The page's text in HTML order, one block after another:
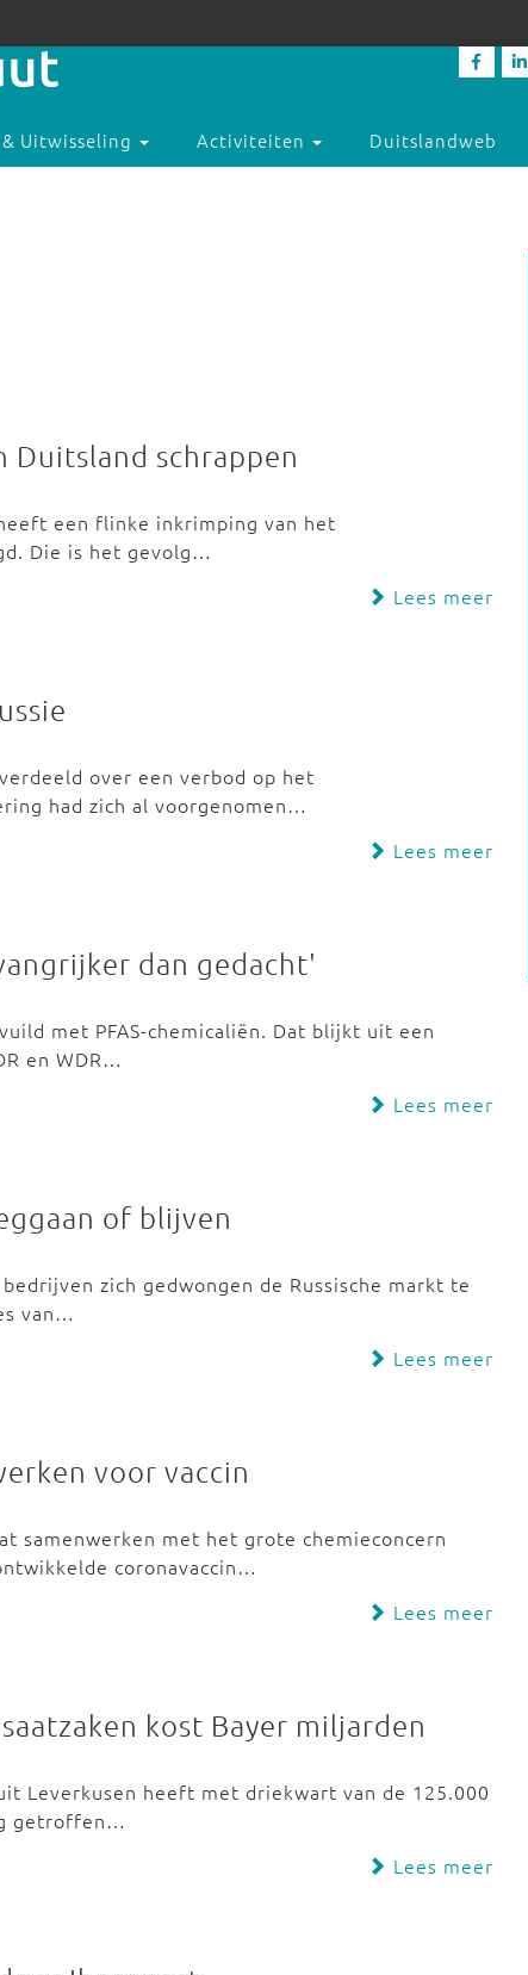
Uitwisseling Activiteiten Duitslandweb
Duitsland schrappen
een flinke inkrimping van het
Die is het gevolg…
Lees meer
over een verbod op het
had zich al voorgenomen…
Lees meer
dan gedacht'
met PFAS-chemicaliën. Dat blijkt uit een
en WDR…
Lees meer
of blijven
zich gedwongen de Russische markt te
van…
Lees meer
voor vaccin
samenwerken met het grote chemieconcern
coronavaccin…
Lees meer
kost Bayer miljarden
Leverkusen heeft met driekwart van de 125.000
getroffen…
Lees meer